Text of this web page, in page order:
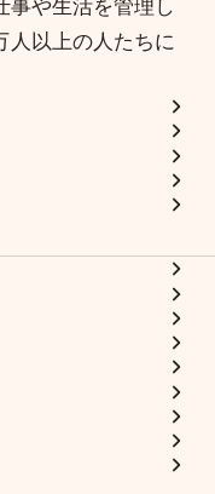
や生活を管理し
人以上の人たちに